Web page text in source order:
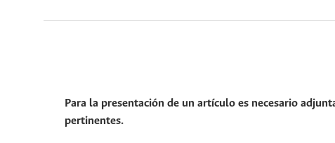
Para la presentación de un artículo es necesario
pertinentes.